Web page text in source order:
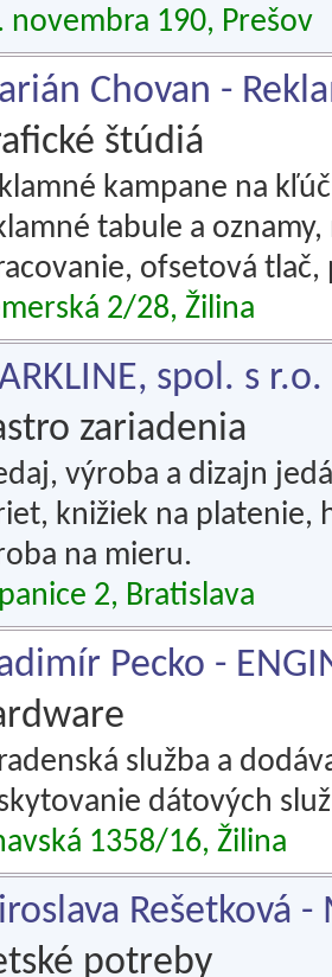
novembra 190, Prešov
Chovan -
štúdiá
kampane na
tabule a
ofsetová tlač,
2/28, Žilina
spol. s r.o.
zariadenia
výroba a dizajn
knižiek na platenie,
na mieru.
2, Bratislava
Pecko -
služba a
dátových
1358/16, Žilina
Rešetková -
potreby